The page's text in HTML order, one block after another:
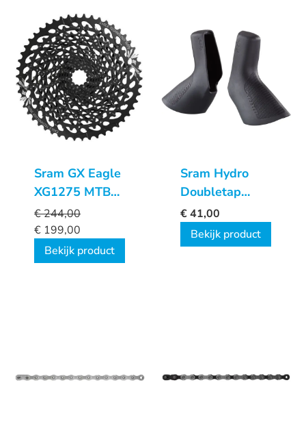
Sram GX Eagle
XG1275 MTB
XD Cassette
€244,00
€ 199,00
Bekijk product
Sram Hydro
Doubletap
remgreeprubbers
€41,00
Bekijk product